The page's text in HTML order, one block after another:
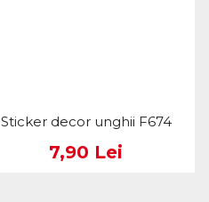
Sticker decor unghii F674
7,90 Lei